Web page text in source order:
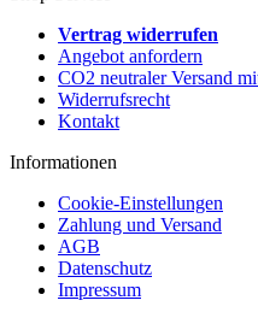
Vertrag widerrufen
Angebot anfordern
CO2 neutraler Versand
Widerrufsrecht
Kontakt
Informationen
Cookie-Einstellungen
Zahlung und Versand
AGB
Datenschutz
Impressum